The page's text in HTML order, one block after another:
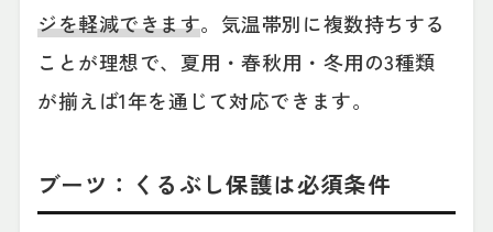
ジを軽減できます。気温帯別に複数持ちする
ことが理想で、夏用・春秋用・冬用の3種類
が揃えば1年を通じて対応できます。
ブーツ：くるぶし保護は必須条件